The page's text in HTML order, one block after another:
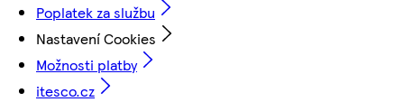
Poplatek za službu
Nastavení Cookies
Možnosti platby
itesco.cz